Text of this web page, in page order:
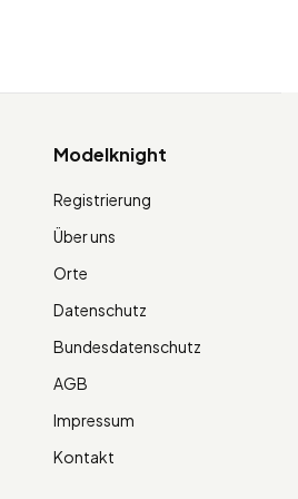
Modelknight
Registrierung
Über uns
Orte
Datenschutz
Bundesdatenschutz
AGB
Impressum
Kontakt